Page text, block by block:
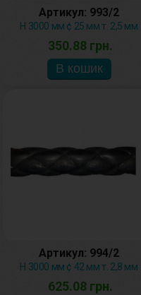
Артикул: 993/2
H 3000 мм ¢ 25 мм т. 2,5 мм
350.88 грн.
Артикул: 994/2
H 3000 мм ¢ 42 мм т. 2,8 мм
625.08 грн.